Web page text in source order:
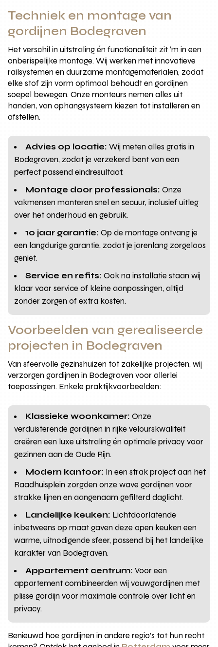
Techniek en montage van
gordijnen Bodegraven
Het verschil in uitstraling én functionaliteit zit ‘m in een
onberispelijke montage. Wij werken met innovatieve
railsystemen en duurzame montagematerialen, zodat
elke stof zijn vorm optimaal behoudt en gordijnen
soepel bewegen. Onze monteurs nemen alles uit
handen, van ophangsysteem kiezen tot installeren en
afstellen.
Advies op locatie: Wij meten alles gratis in
Bodegraven, zodat je verzekerd bent van een
perfect passend eindresultaat.
Montage door professionals: Onze
vakmensen monteren snel en secuur, inclusief uitleg
over het onderhoud en gebruik.
10 jaar garantie: Op de montage ontvang je
een langdurige garantie, zodat je jarenlang zorgeloos
geniet.
Service en refits: Ook na installatie staan wij
klaar voor service of kleine aanpassingen, altijd
zonder zorgen of extra kosten.
Voorbeelden van gerealiseerde
projecten in Bodegraven
Van sfeervolle gezinshuizen tot zakelijke projecten, wij
verzorgen gordijnen in Bodegraven voor allerlei
toepassingen. Enkele praktijkvoorbeelden:
Klassieke woonkamer: Onze
verduisterende gordijnen in rijke velourskwaliteit
creëren een luxe uitstraling én optimale privacy voor
gezinnen aan de Oude Rijn.
Modern kantoor: In een strak project aan het
Raadhuisplein zorgden onze wave gordijnen voor
strakke lijnen en aangenaam gefilterd daglicht.
Landelijke keuken: Lichtdoorlatende
inbetweens op maat gaven deze open keuken een
warme, uitnodigende sfeer, passend bij het landelijke
karakter van Bodegraven.
Appartement centrum: Voor een
appartement combineerden wij vouwgordijnen met
plisse gordijn voor maximale controle over licht en
privacy.
Benieuwd hoe gordijnen in andere regio’s tot hun recht